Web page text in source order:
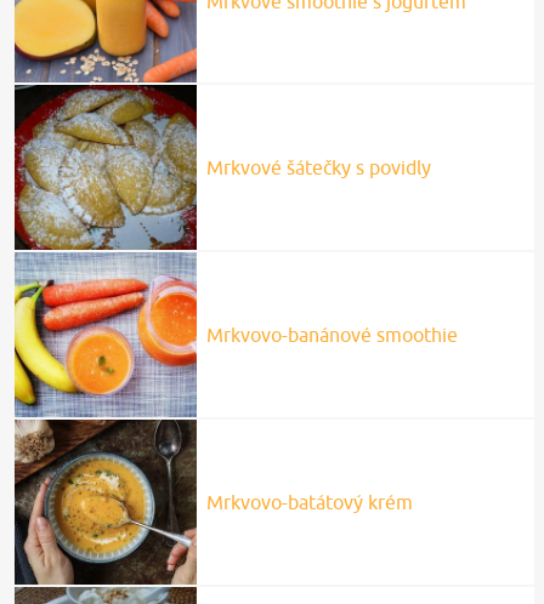
Mrkvové šátečky s povidly
Mrkvovo-banánové smoothie
Mrkvovo-batátový krém